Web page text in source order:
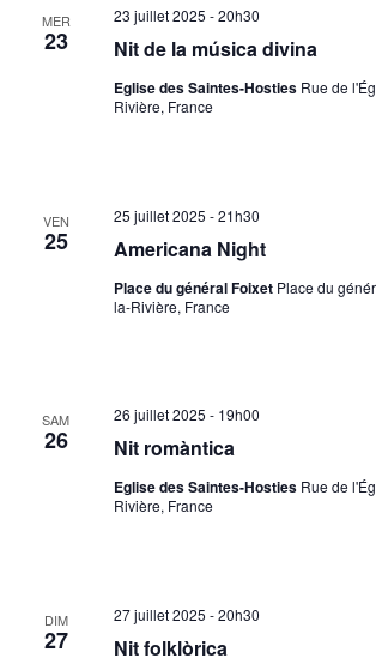
MER
23 Nit de la música divina
23 juillet 2025 - 20h30
Eglise des Saintes-Hosties Rue de
Rivière, France
VEN
25 Americana Night
25 juillet 2025 - 21h30
Place du général Foixet Place du
la-Rivière, France
SAM
26 Nit romàntica
26 juillet 2025 - 19h00
Eglise des Saintes-Hosties Rue de
Rivière, France
DIM
27 Nit folklòrica
27 juillet 2025 - 20h30